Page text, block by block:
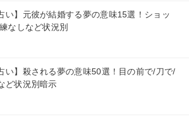
い】元彼が結婚する夢の意味15選！ショッ
なしなど状況別
い】殺される夢の意味50選！目の前で/刀で/
ど状況別暗示